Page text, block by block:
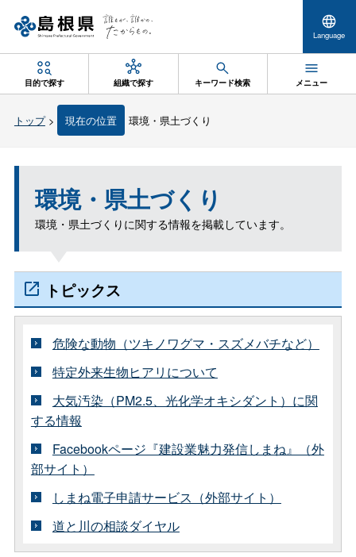
Language
目的で探す 組織で探す キーワード検索 メニュー
トップ> 現在の位置 環境・県土づくり
環境・県土づくり
環境・県土づくりに関する情報を掲載しています。
トピックス
危険な動物（ツキノワグマ・スズメバチなど）
特定外来生物ヒアリについて
大気汚染（PM2.5、光化学オキシダント）に関
する情報
Facebookページ『建設業魅力発信しまね』（外
部サイト）
しまね電子申請サービス（外部サイト）
道と川の相談ダイヤル